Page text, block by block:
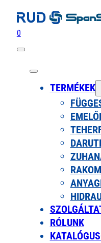
0
TERMÉKEK
RÓLUNK